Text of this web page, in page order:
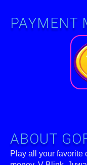
PAYMENT
ABOUT
Play all your favorite